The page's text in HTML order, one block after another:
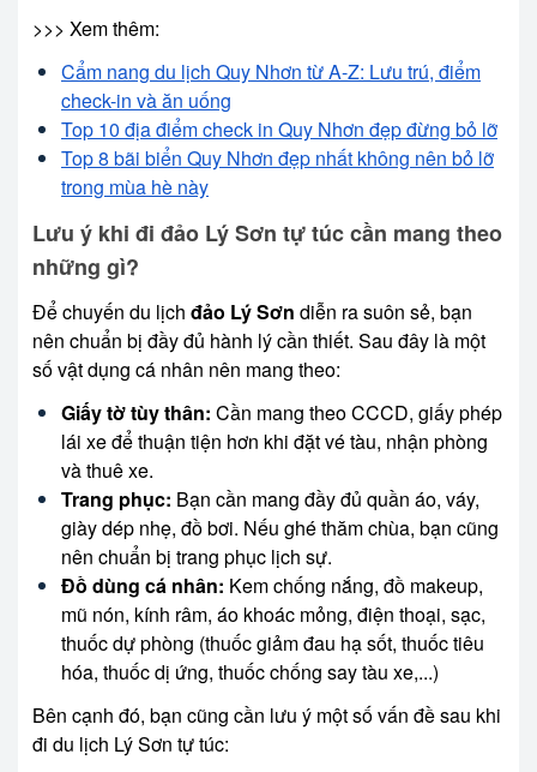
>>> Xem thêm:
Cẩm nang du lịch Quy Nhơn từ A-Z: Lưu trú, điểm
check-in và ăn uống
Top 10 địa điểm check in Quy Nhơn đẹp đừng bỏ lỡ
Top 8 bãi biển Quy Nhơn đẹp nhất không nên bỏ lỡ
trong mùa hè này
Lưu ý khi đi đảo Lý Sơn tự túc cần mang theo
những gì?
Để chuyến du lịch đảo Lý Sơn diễn ra suôn sẻ, bạn
nên chuẩn bị đầy đủ hành lý cần thiết. Sau đây là một
số vật dụng cá nhân nên mang theo:
Giấy tờ tùy thân: Cần mang theo CCCD, giấy phép
lái xe để thuận tiện hơn khi đặt vé tàu, nhận phòng
và thuê xe.
Trang phục: Bạn cần mang đầy đủ quần áo, váy,
giày dép nhẹ, đồ bơi. Nếu ghé thăm chùa, bạn cũng
nên chuẩn bị trang phục lịch sự.
Đồ dùng cá nhân: Kem chống nắng, đồ makeup,
mũ nón, kính râm, áo khoác mỏng, điện thoại, sạc,
thuốc dự phòng (thuốc giảm đau hạ sốt, thuốc tiêu
hóa, thuốc dị ứng, thuốc chống say tàu xe,...)
Bên cạnh đó, bạn cũng cần lưu ý một số vấn đề sau khi
đi du lịch Lý Sơn tự túc: